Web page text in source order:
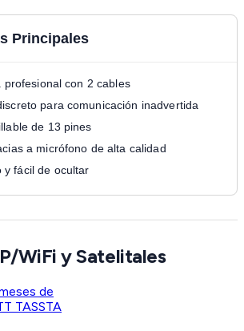
Principales
profesional con 2 cables
para comunicación inadvertida
de 13 pines
a micrófono de alta calidad
y fácil de ocultar
WiFi y Satelitales